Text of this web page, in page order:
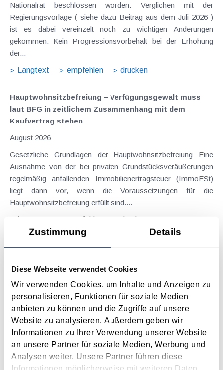
Zustimmung Details
Diese Webseite verwendet Cookies
Wir verwenden Cookies, um Inhalte und Anzeigen zu
personalisieren, Funktionen für soziale Medien
anbieten zu können und die Zugriffe auf unsere
Website zu analysieren. Außerdem geben wir
Informationen zu Ihrer Verwendung unserer Website
an unsere Partner für soziale Medien, Werbung und
Analysen weiter. Unsere Partner führen diese
Informationen möglicherweise mit weiteren Daten
Nationalrat beschlossen worden. Verglichen mit der
Regierungsvorlage ( siehe dazu Beitrag aus dem Juli 2026 )
ist es dabei vereinzelt noch zu wichtigen Änderungen
gekommen. Kein Progressionsvorbehalt bei der Erhöhung
der...
Langtext
empfehlen drucken
Hauptwohnsitz​­befreiung – Verfügungsgewalt muss
laut BFG in zeitlichem Zusammenhang mit dem
Kaufvertrag stehen
August 2026
Gesetzliche Grundlagen der Hauptwohnsitzbefreiung Eine
Ausnahme von der bei privaten Grundstücksveräußerungen
regelmäßig anfallenden Immobilienertragsteuer (ImmoESt)
liegt dann vor, wenn die Voraussetzungen für die
Hauptwohnsitzbefreiung erfüllt sind....
Langtext
empfehlen drucken
Tagesgelder auch bei eintägiger Reise ohne
Problemstellung und rechtlicher Hintergrund Tagesgelder
sollen Verpflegungsmehraufwendungen ausgleichen, welche
im Zuge von Dienstreisen (beruflich bedingten Reisen) durch
die Unkenntnis über die lokale Gastronomie resultieren –
typischerweise stellt sich das Problem in der...
Langtext
empfehlen drucken